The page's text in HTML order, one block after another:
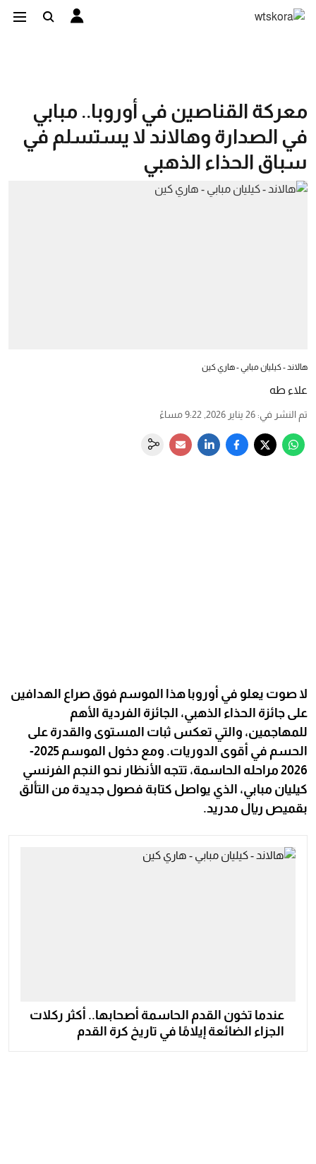
معركة القناصين في أوروبا.. مبابي
في الصدارة وهالاند لا يستسلم في
سباق الحذاء الذهبي
هالاند - كيليان مبابي - هاري كين
علاء طه
تم النشر في: 26 يناير 2026, 9:22 مساءً
لا صوت يعلو في أوروبا هذا الموسم فوق صراع الهدافين
على جائزة الحذاء الذهبي، الجائزة الفردية الأهم
للمهاجمين، والتي تعكس ثبات المستوى والقدرة على
الحسم في أقوى الدوريات. ومع دخول الموسم 2025-
2026 مراحله الحاسمة، تتجه الأنظار نحو النجم الفرنسي
كيليان مبابي، الذي يواصل كتابة فصول جديدة من التألق
بقميص ريال مدريد.
عندما تخون القدم الحاسمة أصحابها.. أكثر ركلات
الجزاء الضائعة إيلامًا في تاريخ كرة القدم